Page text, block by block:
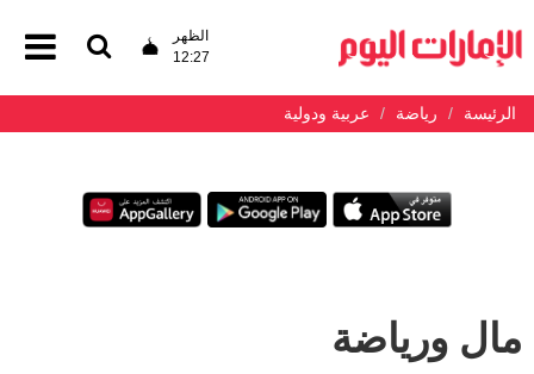
الظهر
12:27
الرئيسة رياضة عربية ودولية
مال ورياضة